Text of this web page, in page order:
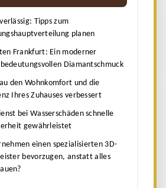
Tipps zum
planen
Frankfurt: Ein moderner
Diamantschmuck
den Wohnkomfort und die
Ihres Zuhauses verbessert
bei Wasserschäden schnelle
gewährleistet
einen spezialisierten 3D-
bevorzugen, anstatt alles